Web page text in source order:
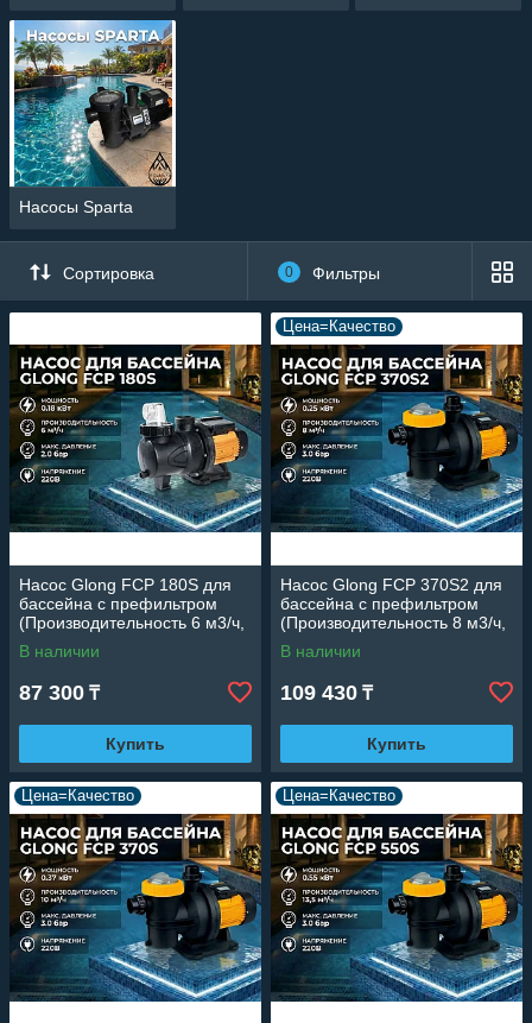
Насосы Sparta
Сортировка 0 Фильтры
Насос Glong FCP 180S для
бассейна c префильтром
(Производительность 6 м3/ч,
0.18 кВт)
В наличии
87 300 ₸
Купить
Цена=Качество
Насос Glong FCP 370S2 для
бассейна c префильтром
(Производительность 8 м3/ч,
0.25 кВт)
В наличии
109 430 ₸
Купить
Цена=Качество Цена=Качество